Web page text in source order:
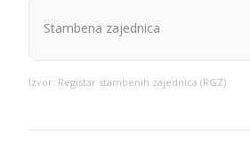
Stambena zajednica
Izvor: Registar stambenih zajednica (RGZ)